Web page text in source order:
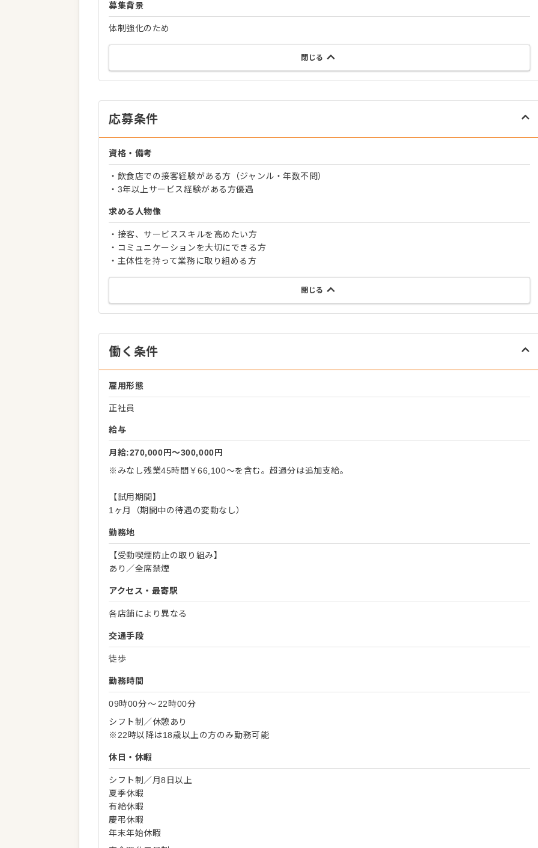
募集背景
体制強化のため
閉じる
応募条件
資格・備考
・飲食店での接客経験がある方（ジャンル・年数不問）
・3年以上サービス経験がある方優遇
求める人物像
・接客、サービススキルを高めたい方
・コミュニケーションを大切にできる方
・主体性を持って業務に取り組める方
閉じる
働く条件
雇用形態
正社員
給与
月給:270,000円〜300,000円
※みなし残業45時間￥66,100～を含む。超過分は追加支給。
【試用期間】
1ヶ月（期間中の待遇の変動なし）
勤務地
【受動喫煙防止の取り組み】
あり／全席禁煙
アクセス・最寄駅
各店舗により異なる
交通手段
徒歩
勤務時間
09時00分〜 22時00分
シフト制／休憩あり
※22時以降は18歳以上の方のみ勤務可能
休日・休暇
シフト制／月8日以上
夏季休暇
有給休暇
慶弔休暇
年末年始休暇